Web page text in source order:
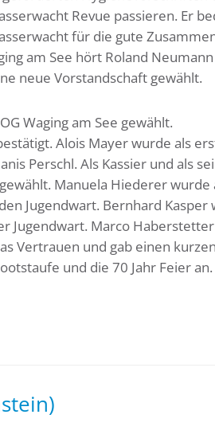
Revue passieren. Er
für die gute
am See hört Roland
neue Vorstandschaft gewählt.
Waging am See gewählt.
Alois Mayer wurde als
Perschl. Als Kassier und als
Manuela Hiederer wurde
Jugendwart. Bernhard Kasper
Jugendwart. Marco
Vertrauen und gab einen
und die 70 Jahr Feier an.